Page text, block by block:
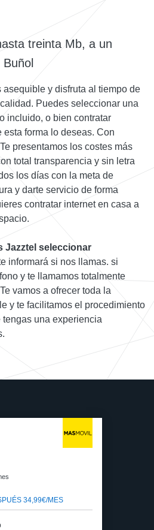
treinta Mb, a un
y disfruta al tiempo de
Puedes seleccionar una
incluido, o bien contratar
esta forma lo deseas. Con
presentamos los costes más
total transparencia y sin letra
los días con la meta de
y darte servicio de forma
contratar internet en casa a
Jazztel seleccionar
informará si nos llamas. si
y te llamamos totalmente
vamos a ofrecer toda la
y te facilitamos el procedimiento
una experiencia
34,99€/MES